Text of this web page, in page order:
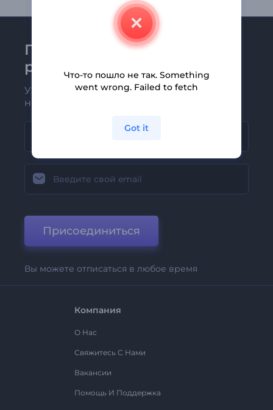
Присоединяйтесь к
рассылке Renderforest
Узнавайте о последних новостях и
новых предложениях первыми
Присоединиться
Вы можете отписаться в любое время
Компания
О Нас
Свяжитесь С Нами
Вакансии
Помощь И Поддержка
Что-то пошло не так. Something
went wrong. Failed to fetch
Got it